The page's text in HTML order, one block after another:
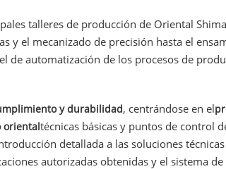
talleres de producción de Oriental
y el mecanizado de precisión hasta el
de automatización de los procesos de
y durabilidad, centrándose en el
orientaltécnicas básicas y puntos de control
detallada a las soluciones técnicas
autorizadas obtenidas y el sistema de